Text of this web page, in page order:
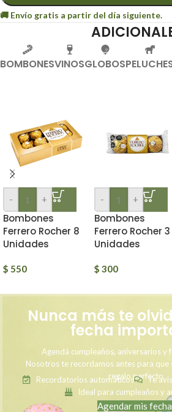
BOMBONESVINOSGLOBOS
- +
Bombones
Ferrero Rocher 8
Unidades
$ 550
- +
Bombones
Ferrero Rocher 3
Unidades
$ 300
Nunca más te
fecha
Agendá cumpleaños, aniversarios y
Nosotros te recordamos antes para que
regalo perfecto.
Recordatorios automáticos
Te
Ideal para cumpleaños y
Agendar mis